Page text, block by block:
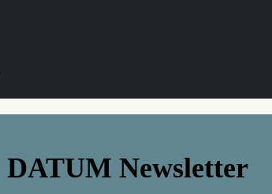
DATUM Newsletter